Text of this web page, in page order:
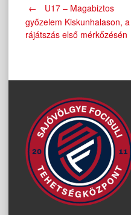
Post
navigation
←
U17 – Magabiztos
győzelem Kiskunhalason, a
rájátszás első mérkőzésén